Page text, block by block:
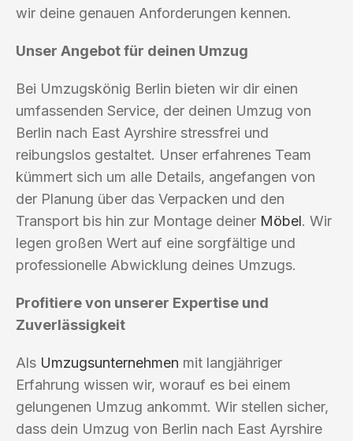
wir deine genauen Anforderungen kennen.
Unser Angebot für deinen Umzug
Bei Umzugskönig Berlin bieten wir dir einen
umfassenden Service, der deinen Umzug von
Berlin nach East Ayrshire stressfrei und
reibungslos gestaltet. Unser erfahrenes Team
kümmert sich um alle Details, angefangen von
der Planung über das Verpacken und den
Transport bis hin zur Montage deiner Möbel. Wir
legen großen Wert auf eine sorgfältige und
professionelle Abwicklung deines Umzugs.
Profitiere von unserer Expertise und
Zuverlässigkeit
Als Umzugsunternehmen mit langjähriger
Erfahrung wissen wir, worauf es bei einem
gelungenen Umzug ankommt. Wir stellen sicher,
dass dein Umzug von Berlin nach East Ayrshire